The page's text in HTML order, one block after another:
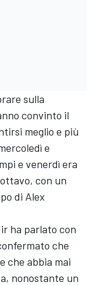
sulla
convinto il
meglio e più
e
e venerdì era
con un
di Alex
ha parlato con
che
che abbia mai
nonostante un